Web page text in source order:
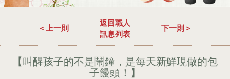
＜上一則
返回職人
訊息列表
下一則＞
【叫醒孩子的不是鬧鐘，是每天新鮮現做的包
子饅頭！】